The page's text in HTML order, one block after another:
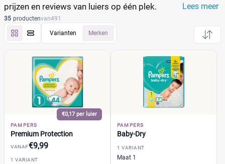
Merk
Pampers
Huggies
Etos
Zwitsal
Attitude
Bambo Nature
Bebino
▼
prijzen en reviews van luiers op één plek.
Lees meer
35 productenvan491
Varianten Merken
€0,17 per luier
PAMPERS
Premium Protection
VANAF€9,99
1 VARIANT
PAMPERS
Baby-Dry
1 VARIANT
Maat 1